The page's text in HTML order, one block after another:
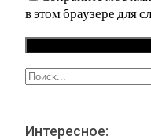
в этом браузере для
Интересное: